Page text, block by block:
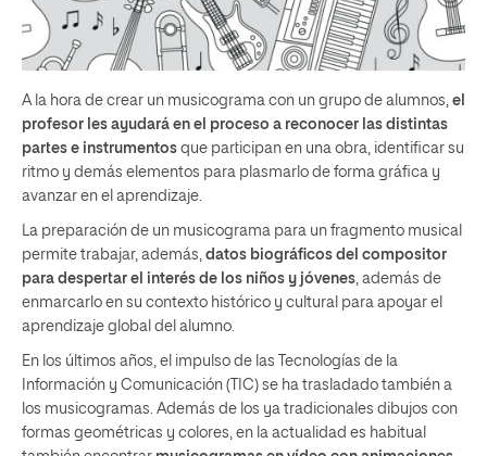
A la hora de crear un musicograma con un grupo de alumnos, el
profesor les ayudará en el proceso a reconocer las distintas
partes e instrumentos que participan en una obra, identificar su
ritmo y demás elementos para plasmarlo de forma gráfica y
avanzar en el aprendizaje.
La preparación de un musicograma para un fragmento musical
permite trabajar, además, datos biográficos del compositor
para despertar el interés de los niños y jóvenes, además de
enmarcarlo en su contexto histórico y cultural para apoyar el
aprendizaje global del alumno.
En los últimos años, el impulso de las Tecnologías de la
Información y Comunicación (TIC) se ha trasladado también a
los musicogramas. Además de los ya tradicionales dibujos con
formas geométricas y colores, en la actualidad es habitual